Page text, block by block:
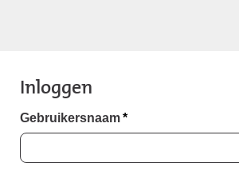
Inloggen
Gebruikersnaam*